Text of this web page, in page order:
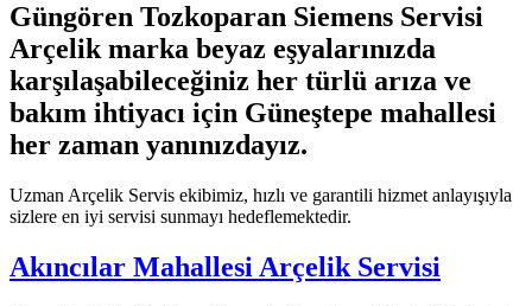
Güngören Tozkoparan Siemens Servisi
Arçelik marka beyaz eşyalarınızda
karşılaşabileceğiniz her türlü arıza ve
bakım ihtiyacı için Güneştepe mahallesi
her zaman yanınızdayız.
Uzman Arçelik Servis ekibimiz, hızlı ve garantili hizmet anlayışıyla
sizlere en iyi servisi sunmayı hedeflemektedir.
Akıncılar Mahallesi Arçelik Servisi